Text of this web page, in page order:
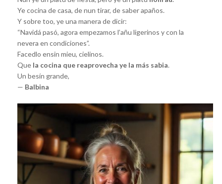
Ye cocina de casa, de nun tirar, de saber apaños.
Y sobre too, ye una manera de dicir:
“Navidá pasó, agora empezamos l’añu ligerinos y con la
nevera en condiciones”.
Facedlo ensin mieu, cielinos.
Que la cocina que reaprovecha ye la más sabia.
Un besín grande,
— Balbina